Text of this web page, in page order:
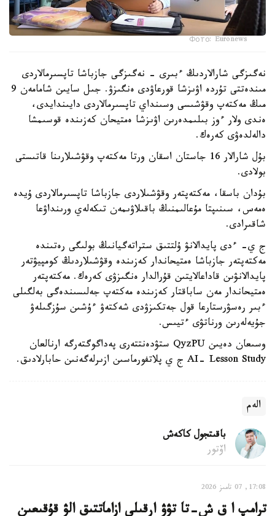
Фото: Euronews
نەگىزگى شارالاردىڭ ءبىرى - نەگىزگى جازباشا تاپسىرمالاردى
مىندەتتى تۇردە اۋىزشا قورعاۋدى ەنگىزۋ. جىل سايىن شامامەن 9
مىڭ مەكتەپ وقۋشىسى وسىنداي تاپسىرمالاردى دايىندايدى،
ەندى ولار ءوز بىلىمدەرىن اۋىزشا ەمتيحان كەزىندە قوسىمشا
دالەلدەۋى كەرەك.
بۇل شارالار 16 جاستان اسقان ورتا مەكتەپ وقۋشىلارىنا قاتىستى
بولادى.
بۇدان باسقا، مەكتەپتەر وقۋشىلاردى جازباشا تاپسىرمالاردى ۇيدە
ەمەس، سىنىپتا مۇعالىمنىڭ باقىلاۋىمەن تىكەلەي ورىنداۋعا
شاقىرادى.
ج ي- ءدى پايدالانۋ ۇلتتىق ستراتەگيانىڭ بولىگى رەتىندە
مەكتەپتەر جازباشا ەمتيحاندار كەزىندە وقۋشىلاردىڭ كومپيۋتەر
پايدالانۋىن قاداعالايتىن قۇرالدار ەنگىزۋى كەرەك. مەكتەپتەر
ەمتيحاندار مەن ساباقتار كەزىندە مەكتەپ جەلىسىندەگى بەلگىلى
ءبىر رەسۋرستارعا قول جەتكىزۋدى شەكتەۋ ءۇشىن سۇزگىلەۋ
جۇيەلەرىن ورناتۋى ءتيىس.
وسىعان دەيىن QyzPU ستۋدەنتتەرى پەداگوگتەرگە ارنالعان
AI- Lesson Study ج ي پلاتفورماسىن ازىرلەگەنىن حابارلادىق.
الەم
باقىتجول كاكەش
اۆتور
17:08, 07 تامىز 2026
ترامپ ا ق ش-تا تۋۋ ارقىلى ازاماتتىق الۋ قۇقىعىن